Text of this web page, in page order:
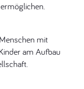
mit
am Aufbau